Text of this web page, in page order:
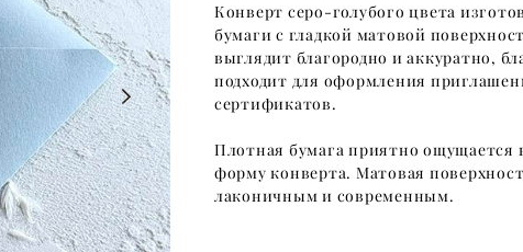
Конверт серо-голубого цвета
бумаги с гладкой матовой
выглядит благородно и аккуратно,
подходит для оформления
сертификатов.
Плотная бумага приятно ощущается
форму конверта. Матовая
лаконичным и современным.